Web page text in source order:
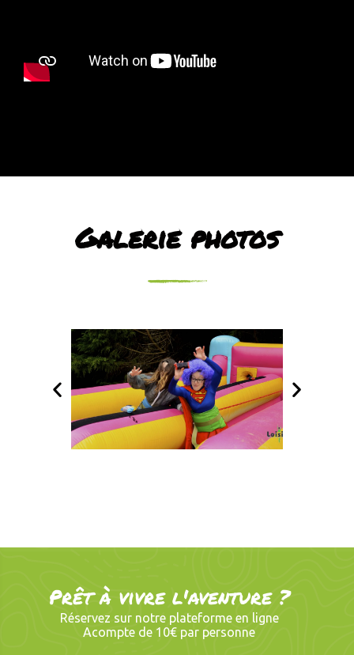
Galerie photos
Prêt à vivre l'aventure ?
Réservez sur notre plateforme en ligne
Acompte de 10€ par personne